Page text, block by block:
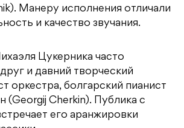
Манеру исполнения отличали
и качество звучания.
Цукерника часто
и давний творческий
оркестра, болгарский пианист
(Georgij Cherkin). Публика с
его аранжировки